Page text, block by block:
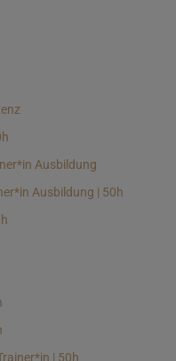
Ausbildung
Ausbildung | 50h
| 50h